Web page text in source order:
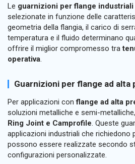
Le guarnizioni per flange industriali
selezionate in funzione delle
geometria della flangia, il carico di
temperatura e il fluido determinano
offrire il miglior compromesso tra
operativa.
Guarnizioni per flange ad alta
Per applicazioni conflange ad alta
soluzioni metalliche e semi-
Ring Joint e Camprofile. Queste
applicazioni industriali che richiedono
possono essere realizzate secondo
configurazioni personalizzate.